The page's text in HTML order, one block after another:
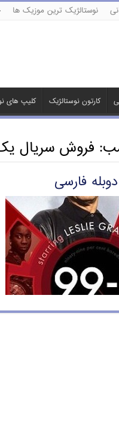
نوستالژیک ترین موزیک ها
کارتون نوستالژیک کلیپ های
فروش سریال